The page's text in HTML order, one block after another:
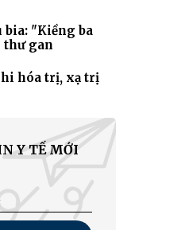
bia: "Kiềng ba
thư gan
hóa trị, xạ trị
Y TẾ MỚI